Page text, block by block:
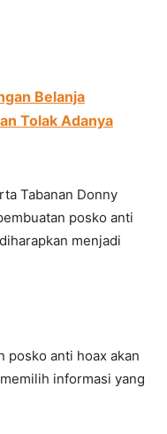
Belanja
Tolak Adanya
Tabanan Donny
posko anti
menjadi
posko anti hoax akan
informasi yang